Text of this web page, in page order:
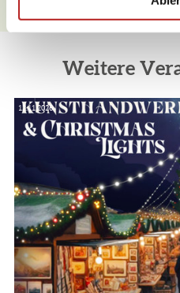
Weitere
12.11.2026